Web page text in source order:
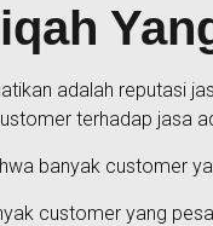
adalah reputasi
terhadap jasa
banyak customer
customer yang